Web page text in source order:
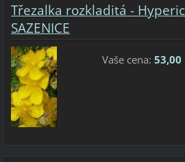
Třezalka rozkladitá -
SAZENICE
Vaše cena: 53,00